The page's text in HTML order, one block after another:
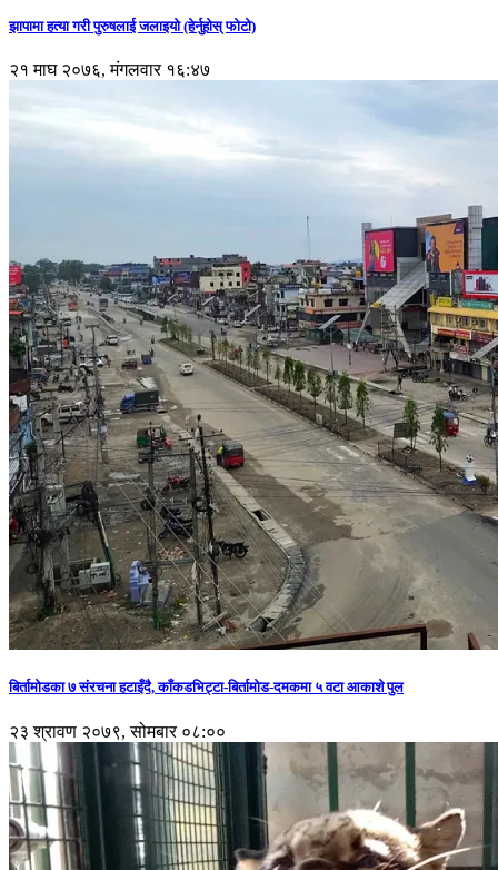
झापामा हत्या गरी पुरुषलाई जलाइयो (हेर्नुहाेस् फाेटाे)
२१ माघ २०७६, मंगलवार १६:४७
बिर्तामोडका ७ संरचना हटाइँदै, काँकडभिट्टा-बिर्तामोड-दमकमा ५ वटा आकाशे पुल
२३ श्रावण २०७९, सोमबार ०८:००